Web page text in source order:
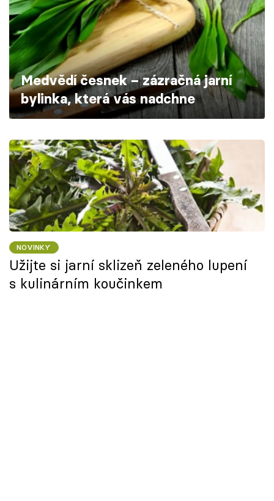
Škola vaření
Recepty z TV
Speciál: Cuketa
Těhotnej kuchař
Přihlášení
Sledujte nás
Medvědí česnek – zázračná jarní
bylinka, která vás nadchne
NOVINKY
Užijte si jarní sklizeň zeleného lupení
s kulinárním koučinkem